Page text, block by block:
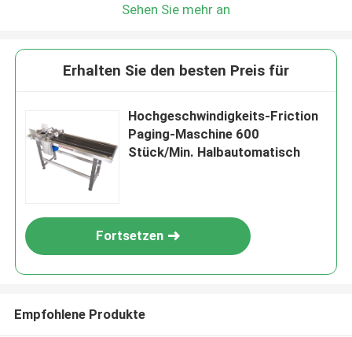
Sehen Sie mehr an
Erhalten Sie den besten Preis für
Hochgeschwindigkeits-Friction
Paging-Maschine 600
Stück/Min. Halbautomatisch
Fortsetzen
Empfohlene Produkte